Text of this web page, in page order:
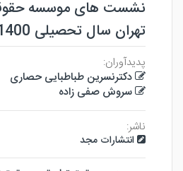
نشست های موسسه
تهران سال تحصیلی 1400-1399»
پدیدآوران:
دکترنسرین طباطبایی حصاری
سروش صفی زاده
ناشر:
انتشارات مجد